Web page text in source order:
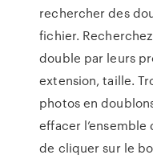
rechercher des
fichier.
double par leurs
extension, taille.
photos en
effacer
de cliquer sur le